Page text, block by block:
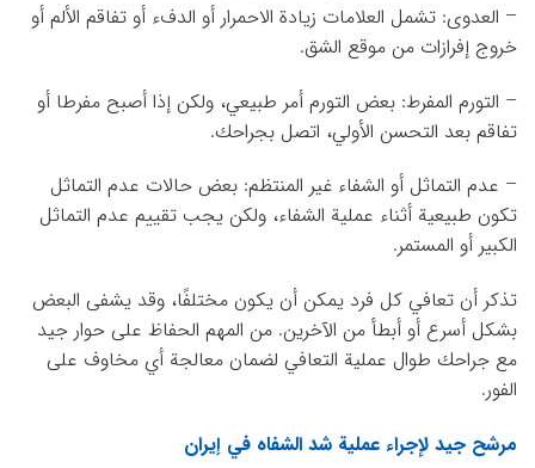
– العدوى: تشمل العلامات زيادة الاحمرار أو الدفء أو تفاقم الألم أو
خروج إفرازات من موقع الشق.
– التورم المفرط: بعض التورم أمر طبيعي، ولكن إذا أصبح مفرطا أو
تفاقم بعد التحسن الأولي، اتصل بجراحك.
– عدم التماثل أو الشفاء غير المنتظم: بعض حالات عدم التماثل
تكون طبيعية أثناء عملية الشفاء، ولكن يجب تقييم عدم التماثل
الكبير أو المستمر.
تذكر أن تعافي كل فرد يمكن أن يكون مختلفًا، وقد يشفى البعض
بشكل أسرع أو أبطأ من الآخرين. من المهم الحفاظ على حوار جيد
مع جراحك طوال عملية التعافي لضمان معالجة أي مخاوف على
الفور.
مرشح جيد لإجراء عملية شد الشفاه في إيران